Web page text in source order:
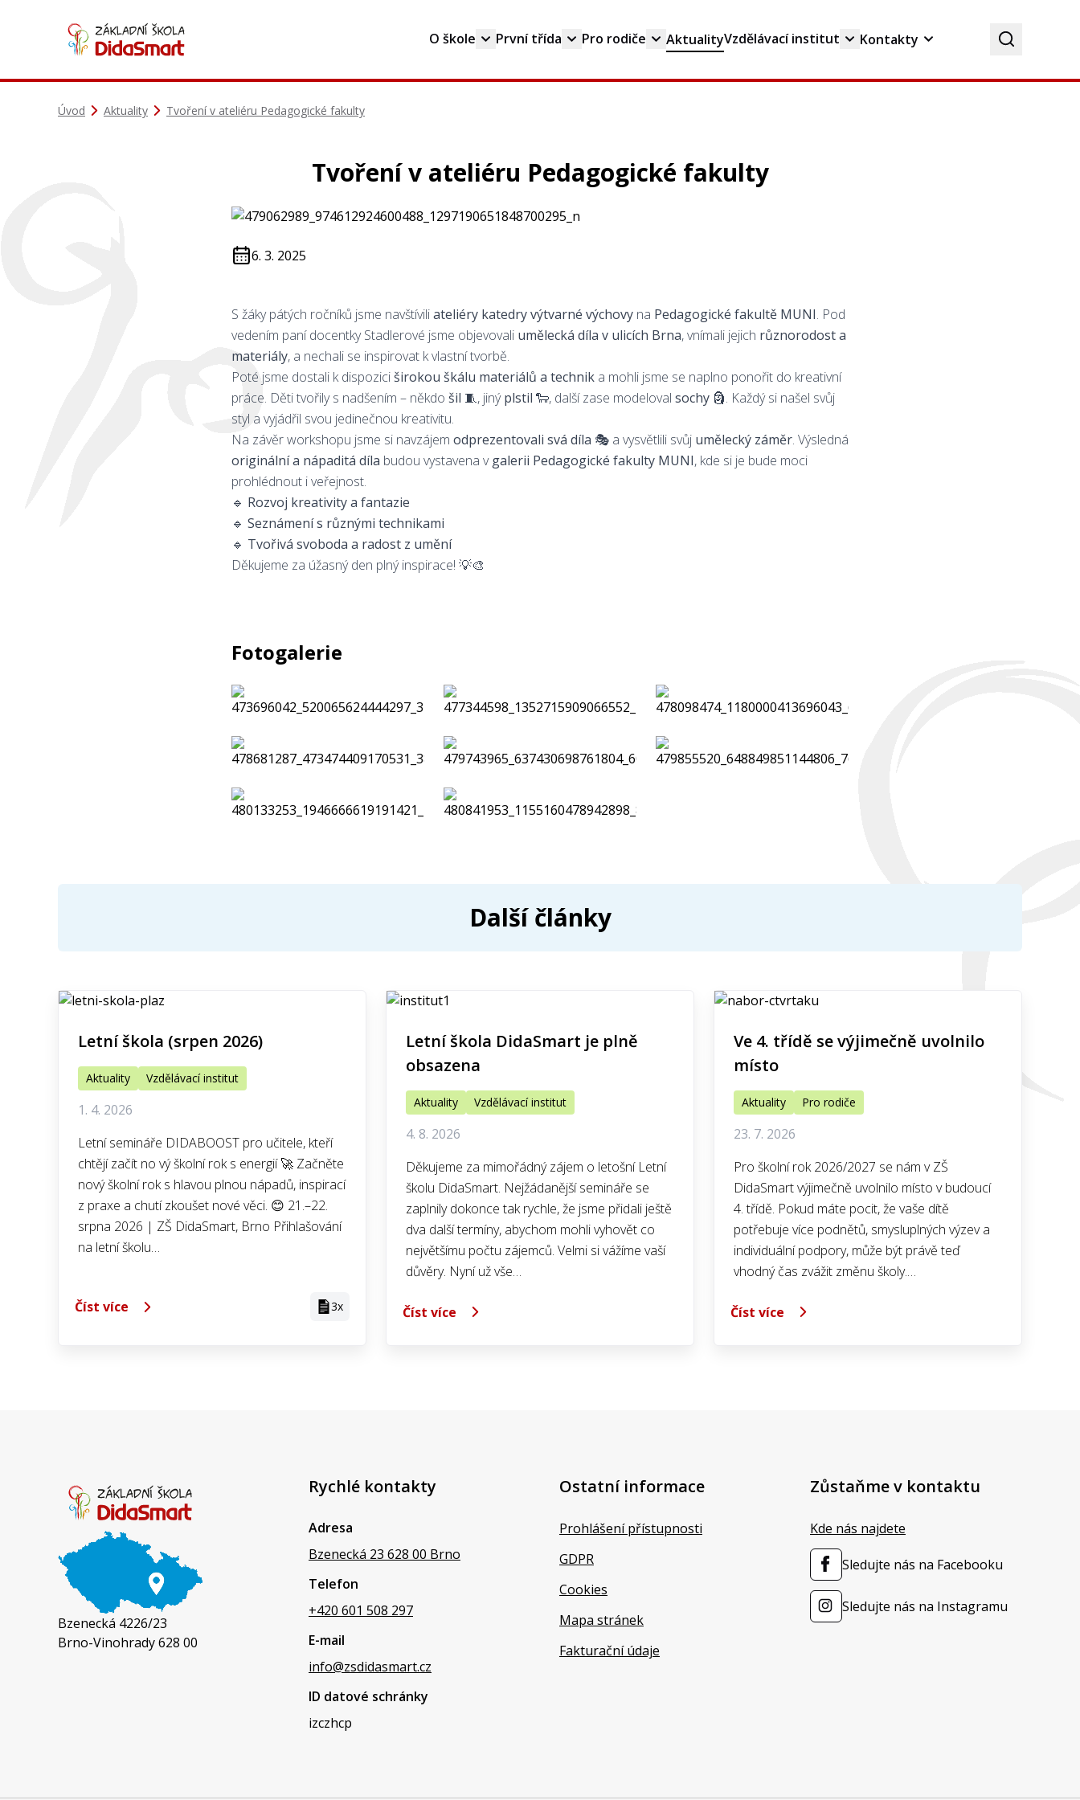
O škole První třída Pro rodiče AktualityVzdělávací institut Kontakty
Úvod Aktuality Tvoření v ateliéru Pedagogické fakulty
Tvoření v ateliéru Pedagogické fakulty
6. 3. 2025
S žáky pátých ročníků jsme navštíviliateliéry katedry výtvarné výchovy na Pedagogické fakultě MUNI. Pod
vedením paní docentky Stadlerové jsme objevovali umělecká díla v ulicích Brna, vnímali jejich různorodost a
materiály, a nechali se inspirovat k vlastní tvorbě.
Poté jsme dostali k dispoziciširokou škálu materiálů a technik a mohli jsme se naplno ponořit do kreativní
práce. Děti tvořily s nadšením – někdo šil 🧵, jinýplstil 🐑, další zase modeloval sochy 🗿. Každý si našel svůj
styl a vyjádřil svou jedinečnou kreativitu.
Na závěr workshopu jsme si navzájem odprezentovali svá díla 🎭 a vysvětlili svůj umělecký záměr. Výsledná
originální a nápaditá díla budou vystavena vgalerii Pedagogické fakulty MUNI, kde si je bude moci
prohlédnout i veřejnost.
🔹 Rozvoj kreativity a fantazie
🔹 Seznámení s různými technikami
🔹 Tvořivá svoboda a radost z umění
Děkujeme za úžasný den plný inspirace! 💡🎨
Fotogalerie
Další články
Letní škola (srpen 2026)
Aktuality Vzdělávací institut
1. 4. 2026
Letní semináře DIDABOOST pro učitele, kteří
chtějí začít no vý školní rok s energií 🚀 Začněte
nový školní rok s hlavou plnou nápadů, inspirací
z praxe a chutí zkoušet nové věci. 😊 21.–22.
srpna 2026 | ZŠ DidaSmart, Brno Přihlašování
na letní školu…
Číst více 3x
Letní škola DidaSmart je plně
obsazena
Aktuality Vzdělávací institut
4. 8. 2026
Děkujeme za mimořádný zájem o letošní Letní
školu DidaSmart. Nejžádanější semináře se
zaplnily dokonce tak rychle, že jsme přidali ještě
dva další termíny, abychom mohli vyhovět co
největšímu počtu zájemců. Velmi si vážíme vaší
důvěry. Nyní už vše…
Číst více
Ve 4. třídě se výjimečně uvolnilo
místo
Aktuality Pro rodiče
23. 7. 2026
Pro školní rok 2026/2027 se nám v ZŠ
DidaSmart výjimečně uvolnilo místo v budoucí
4. třídě. Pokud máte pocit, že vaše dítě
potřebuje více podnětů, smysluplných výzev a
individuální podpory, může být právě teď
vhodný čas zvážit změnu školy.…
Číst více
Bzenecká 4226/23
Brno-Vinohrady 628 00
Rychlé kontakty
Adresa
Bzenecká 23 628 00 Brno
Telefon
+420 601 508 297
E-mail
info@zsdidasmart.cz
ID datové schránky
izczhcp
Ostatní informace
Prohlášení přístupnosti
GDPR
Cookies
Mapa stránek
Fakturační údaje
Zůstaňme v kontaktu
Kde nás najdete
Sledujte nás na Facebooku
Sledujte nás na Instagramu